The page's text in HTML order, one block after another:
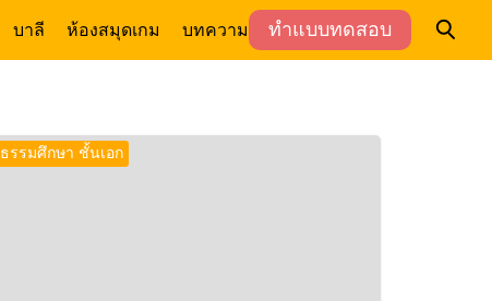
บาลี ห้องสมุดเกม บทความ ทำแบบทดสอบ
ธรรมศึกษา ชั้นเอก